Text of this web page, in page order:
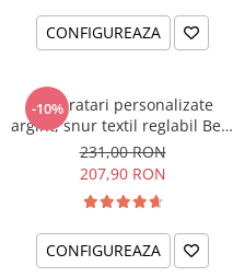
CONFIGUREAZA
-10%
Set bratari personalizate
argint, snur textil reglabil Best
Friends Forever
231,00 RON
207,90 RON
CONFIGUREAZA